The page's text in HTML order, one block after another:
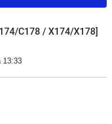
marche arrièreLa
clapets s'ouvre et on
C178 / X174/X178]
13:33